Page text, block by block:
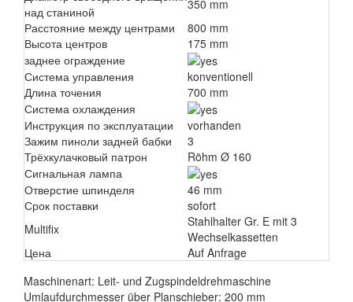
над станиной
350 mm
Расстояние между центрами
800 mm
Высота центров
175 mm
заднее ограждение
Система управления
konventionell
Длина точения
700 mm
Система охлаждения
Инструкция по эксплуатации
vorhanden
Зажим пиноли задней бабки
3
Трёхкулачковый патрон
Röhm Ø 160
Сигнальная лампа
Отверстие шпинделя
46 mm
Срок поставки
sofort
Multifix
Stahlhalter Gr. E mit 3
Wechselkassetten
Цена
Auf Anfrage
Maschinenart: Leit- und Zugspindeldrehmaschine
Umlaufdurchmesser über Planschieber: 200 mm